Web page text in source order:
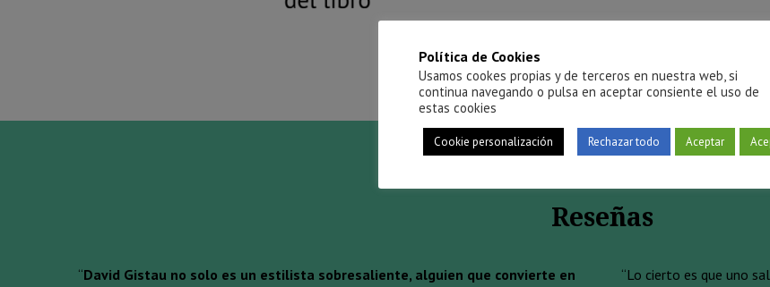
Reseñas
“David Gistau no solo es un estilista sobresaliente, alguien que convierte en
“Lo cierto es que uno
Política de Cookies
Usamos cookes propias y de terceros en nuestra web, si
continua navegando o pulsa en aceptar consiente el uso de
estas cookies
Cookie personalización Rechazar todo Aceptar